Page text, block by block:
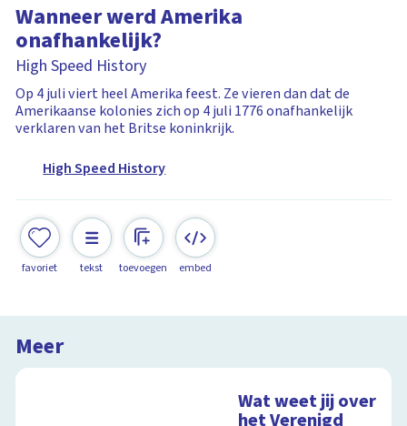
Wanneer werd Amerika
onafhankelijk?
High Speed History
Op 4 juli viert heel Amerika feest. Ze vieren dan dat de
Amerikaanse kolonies zich op 4 juli 1776 onafhankelijk
verklaren van het Britse koninkrijk.
High Speed History
favoriet tekst toevoegen embed
Meer
Wat weet jij over
het Verenigd